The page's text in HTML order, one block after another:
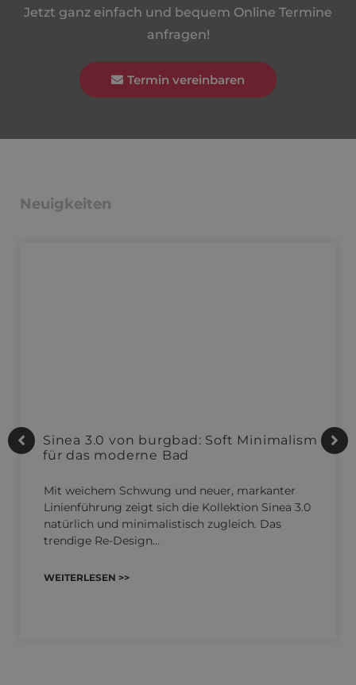
Jetzt ganz einfach und bequem Online Termine
anfragen!
Termin vereinbaren
Neuigkeiten
Sinea 3.0 von burgbad: Soft Minimalism
für das moderne Bad
Mit weichem Schwung und neuer, markanter
Linienführung zeigt sich die Kollektion Sinea 3.0
natürlich und minimalistisch zugleich. Das
trendige Re-Design…
WEITERLESEN >>